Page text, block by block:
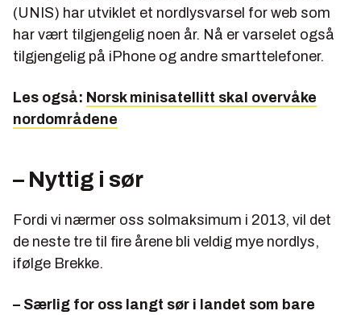
(UNIS) har utviklet et nordlysvarsel for web som
har vært tilgjengelig noen år. Nå er varselet også
tilgjengelig på iPhone og andre smarttelefoner.
Les også: Norsk minisatellitt skal overvåke
nordområdene
– Nyttig i sør
Fordi vi nærmer oss solmaksimum i 2013, vil det
de neste tre til fire årene bli veldig mye nordlys,
ifølge Brekke.
– Særlig for oss langt sør i landet som bare